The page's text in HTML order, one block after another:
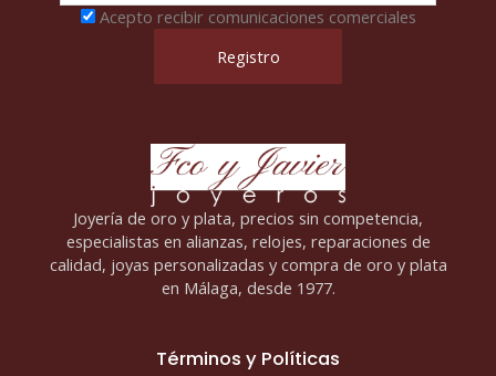
Acepto recibir comunicaciones comerciales
Joyería de oro y plata, precios sin competencia,
especialistas en alianzas, relojes, reparaciones de
calidad, joyas personalizadas y compra de oro y plata
en Málaga, desde 1977.
Términos y Políticas